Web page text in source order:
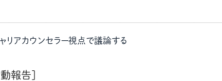
リアカウンセラー視点で議論する
報告]